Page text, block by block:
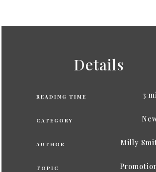
Details
READING TIME 3
CATEGORY
AUTHOR Milly
TOPIC